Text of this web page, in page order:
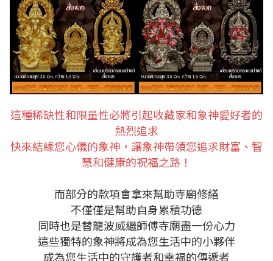
這種稀缺性和限量性必將引起收藏家和象神愛好者的
熱烈追求
快來結緣您心儀的象神，讓象神帶領您追求財富、智
慧和健康的祝福之路！
而部分的款項會拿來幫助寺廟修繕
不僅僅是幫助自身累積功德
同時也是替龍波威繼師傅寺廟盡一份心力
這些獨特的象神將成為您生活中的小夥伴
成為您生活中的守護者和幸福的傳遞者